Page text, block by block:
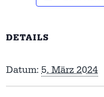
DETAILS
Datum: 5. März 2024